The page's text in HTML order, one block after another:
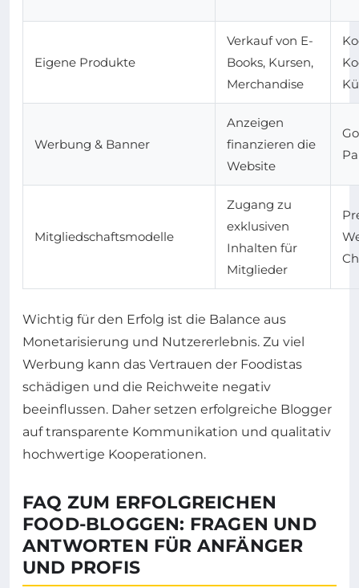
Eigene Produkte
Verkauf von E-
Books, Kursen,
Merchandise
Werbung & Banner
Anzeigen
finanzieren die
Website
Mitgliedschaftsmodelle
Zugang zu
exklusiven
Inhalten für
Mitglieder
Wichtig für den Erfolg ist die Balance aus
Monetarisierung und Nutzererlebnis. Zu viel
Werbung kann das Vertrauen der Foodistas
schädigen und die Reichweite negativ
beeinflussen. Daher setzen erfolgreiche Blogger
auf transparente Kommunikation und qualitativ
hochwertige Kooperationen.
FAQ ZUM ERFOLGREICHEN
FOOD-BLOGGEN: FRAGEN UND
ANTWORTEN FÜR ANFÄNGER
UND PROFIS